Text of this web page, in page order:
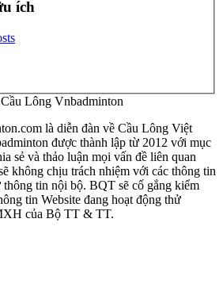
ích
Lông Vnbadminton
là diễn đàn về Cầu Lông Việt
được thành lập từ 2012 với mục
sẻ và thảo luận mọi vấn đề liên quan
không chịu trách nhiệm với các thông tin
tin nội bộ. BQT sẽ cố gắng kiểm
tin Website đang hoạt động thử
của Bộ TT & TT.